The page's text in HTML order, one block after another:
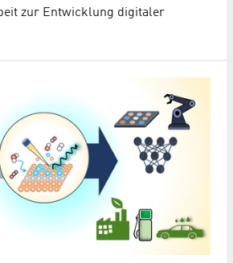
zur Entwicklung digitaler